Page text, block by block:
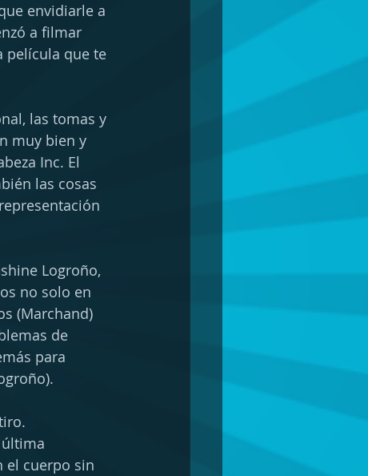
envidiarle a
a filmar
película que te
las tomas y
muy bien y
Inc. El
las cosas
Logroño,
no solo en
(Marchand)
de
para
el cuerpo sin